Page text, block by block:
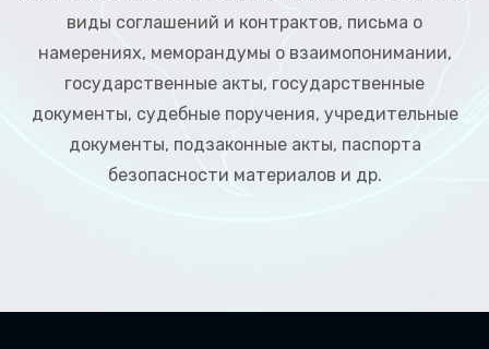
виды соглашений и контрактов, письма о
намерениях, меморандумы о взаимопонимании,
государственные акты, государственные
документы, судебные поручения, учредительные
документы, подзаконные акты, паспорта
безопасности материалов и др.